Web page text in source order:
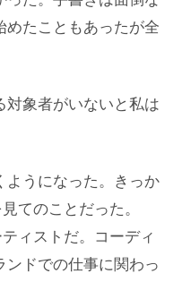
たこともあったが全
対象者がいないと私は
ようになった。きっか
てのことだった。
ィストだ。コーディ
ドでの仕事に関わっ